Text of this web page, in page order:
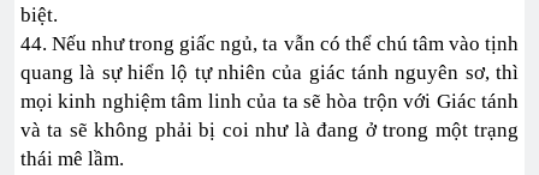
biệt.
44. Nếu như trong giấc ngủ, ta vẫn có thể chú tâm vào tịnh
quang là sự hiển lộ tự nhiên của giác tánh nguyên sơ, thì
mọi kinh nghiệm tâm linh của ta sẽ hòa trộn với Giác tánh
và ta sẽ không phải bị coi như là đang ở trong một trạng
thái mê lầm.